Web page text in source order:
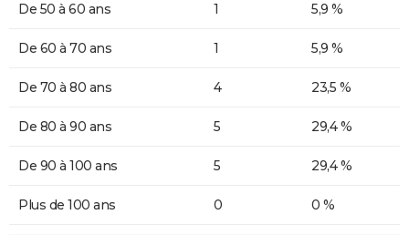
De 50 à 60 ans 1 5,9 %
De 60 à 70 ans 1 5,9 %
De 70 à 80 ans 4 23,5 %
De 80 à 90 ans 5 29,4 %
De 90 à 100 ans 5 29,4 %
Plus de 100 ans 0 0 %